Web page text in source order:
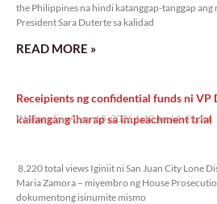
the Philippines na hindi katanggap-tanggap ang
President Sara Duterte sa kalidad
READ MORE »
Receipients ng confidential funds ni VP
kailangang iharap sa impeachment trial
Wednesday, August 5, 2026 1:49 pm 1:49 pm
8,220 total views Iginiit ni San Juan City Lone
Maria Zamora – miyembro ng House
dokumentong isinumite mismo